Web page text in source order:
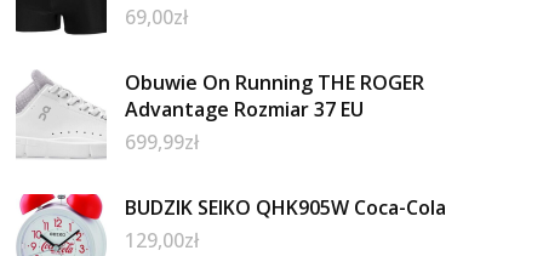
69,00zł
Obuwie On Running THE ROGER
Advantage Rozmiar 37 EU
699,99zł
BUDZIK SEIKO QHK905W Coca-Cola
129,00zł